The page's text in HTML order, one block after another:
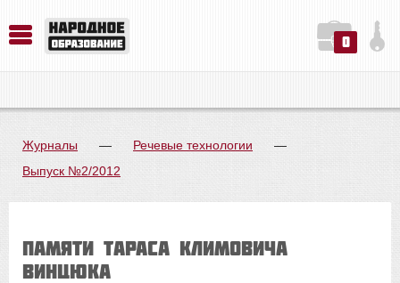
0
Журналы — Речевые технологии
—
Выпуск №2/2012
Памяти Тараса Климовича
Винцюка